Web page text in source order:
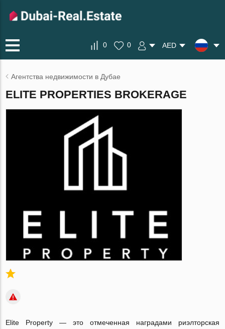
0 0 AED
Агентства недвижимости в Дубае
ELITE PROPERTIES BROKERAGE
Elite Property — это отмеченная наградами риэлторская